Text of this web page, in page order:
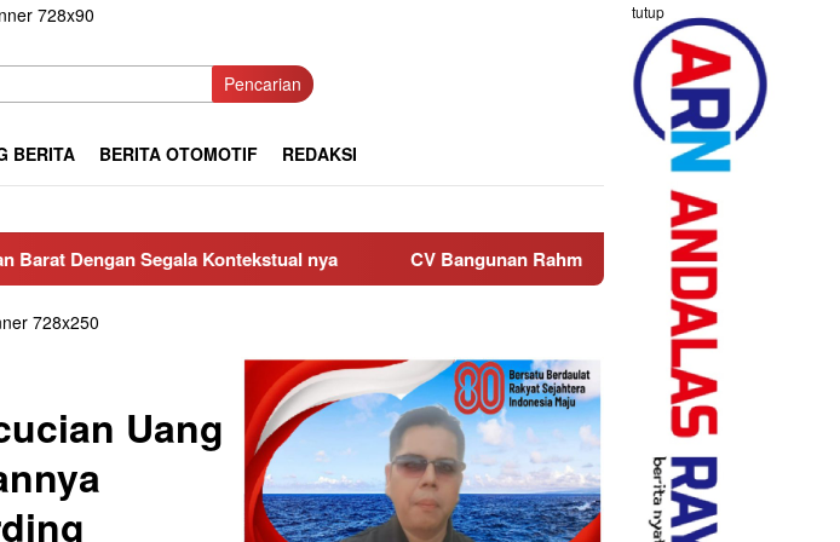
tutup
Pencarian
BERITA BERITA OTOMOTIF REDAKSI
Kontekstual nya CV Bangunan Rahmat Rutin Salurkan Bantuan ke Anak Yatim di
Uang